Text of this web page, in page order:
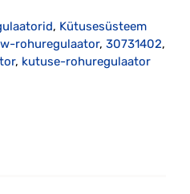
, Kütusesüsteem
rohuregulaator, 30731402,
, kutuse-rohuregulaator